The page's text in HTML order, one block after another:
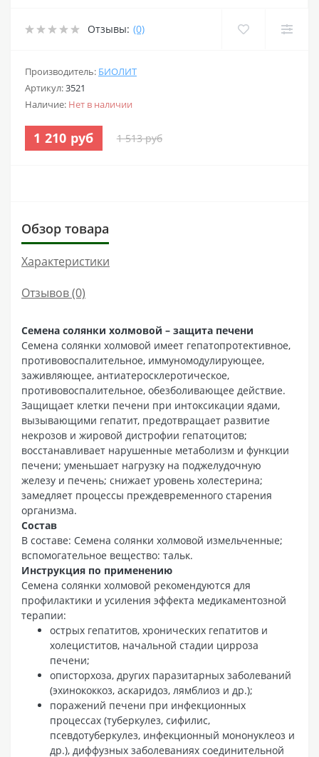
Отзывы: (0)
Производитель: БИОЛИТ
Артикул:3521
Наличие: Нет в наличии
1 210 руб 1 513 руб
Обзор товара
Характеристики
Отзывов (0)
Семена солянки холмовой – защита печени
Семена солянки холмовой имеет гепатопротективное,
противовоспалительное, иммуномодулирующее,
заживляющее, антиатеросклеротическое,
противовоспалительное, обезболивающее действие.
Защищает клетки печени при интоксикации ядами,
вызывающими гепатит, предотвращает развитие
некрозов и жировой дистрофии гепатоцитов;
восстанавливает нарушенные метаболизм и функции
печени; уменьшает нагрузку на поджелудочную
железу и печень; снижает уровень холестерина;
замедляет процессы преждевременного старения
организма.
Состав
В составе: Семена солянки холмовой измельченные;
вспомогательное вещество: тальк.
Инструкция по применению
Семена солянки холмовой рекомендуются для
профилактики и усиления эффекта медикаментозной
терапии:
острых гепатитов, хронических гепатитов и
холециститов, начальной стадии цирроза
печени;
описторхоза, других паразитарных заболеваний
(эхинококкоз, аскаридоз, лямблиоз и др.);
поражений печени при инфекционных
процессах (туберкулез, сифилис,
псевдотуберкулез, инфекционный мононуклеоз и
др.), диффузных заболеваниях соединительной